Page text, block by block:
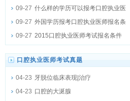
09-27 什么样的学历可以报考口腔执业医
09-27 外国学历报考口腔执业医师报名条
09-27 2015口腔执业医师考试报名条件
口腔执业医师考试真题
04-23 牙脱位临床表现|治疗
04-23 口腔的大涎腺